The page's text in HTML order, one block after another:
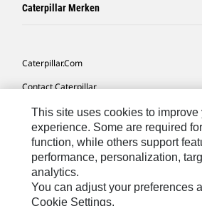
Caterpillar Merken
Caterpillar.com
Contact Caterpillar
Mijn Marketingvoorkeuren
Site Map
Cookie Settings
Legal
This site uses cookies to improve
experience. Some are required
function, while others support
performance, personalization,
analytics.
You can adjust your preferences
Cookie Settings.